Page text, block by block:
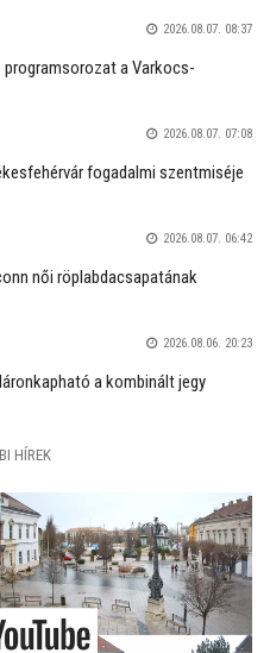
2026.08.07. 08:37
a Varkocs-
2026.08.07. 07:08
fogadalmi szentmiséje
2026.08.07. 06:42
női röplabdacsapatának
2026.08.06. 20:23
a kombinált jegy
HÍREK